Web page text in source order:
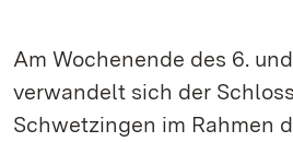
Am Wochenende des 6.
verwandelt sich der
Schwetzingen im Rahmen